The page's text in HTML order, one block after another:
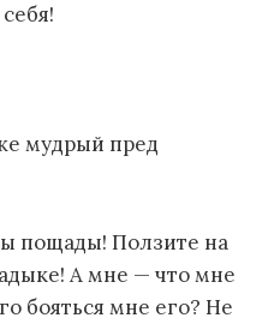
мудрый пред
пощады! Ползите на
А мне — что мне
бояться мне его? Не